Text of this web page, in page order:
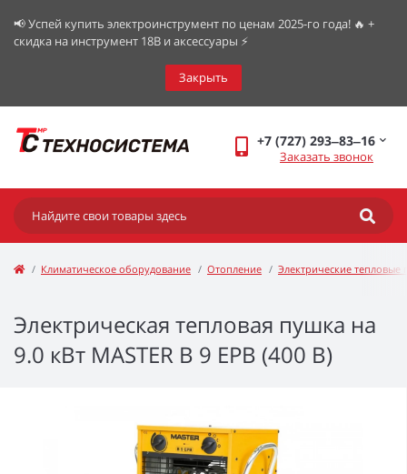
📢 Успей купить электроинструмент по ценам 2025-го года! 🔥 +
скидка на инструмент 18В и аксессуары ⚡️
Закрыть
+7 (727) 293‒83‒16
Заказать звонок
Климатическое оборудование Отопление Электрические тепловые
Электрическая тепловая пушка на
9.0 кВт MASTER B 9 EPB (400 В)